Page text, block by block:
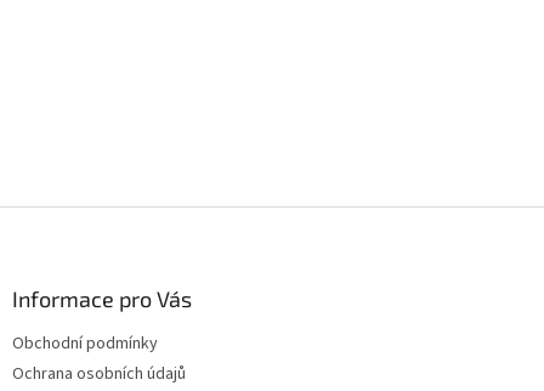
Informace pro Vás
Obchodní podmínky
Ochrana osobních údajů